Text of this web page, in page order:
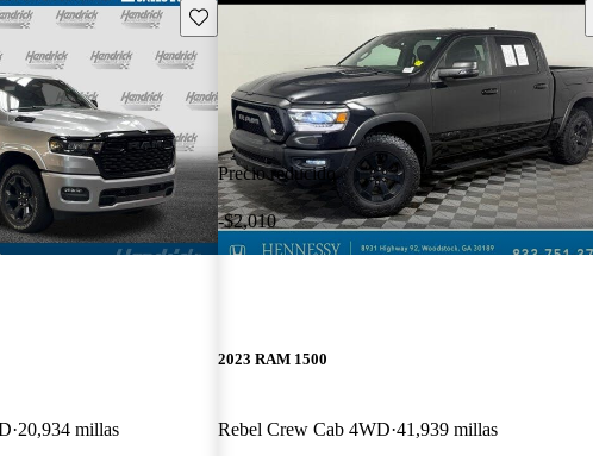
Guarda este Aviso
20,934 millas
Precio reducido
-$2,010
2023 RAM 1500
Rebel Crew Cab 4WD 41,939 millas